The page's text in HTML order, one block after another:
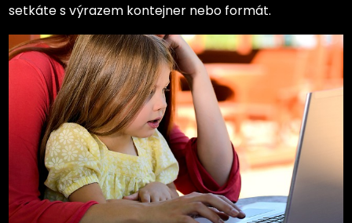
setkáte s výrazem kontejner nebo formát.